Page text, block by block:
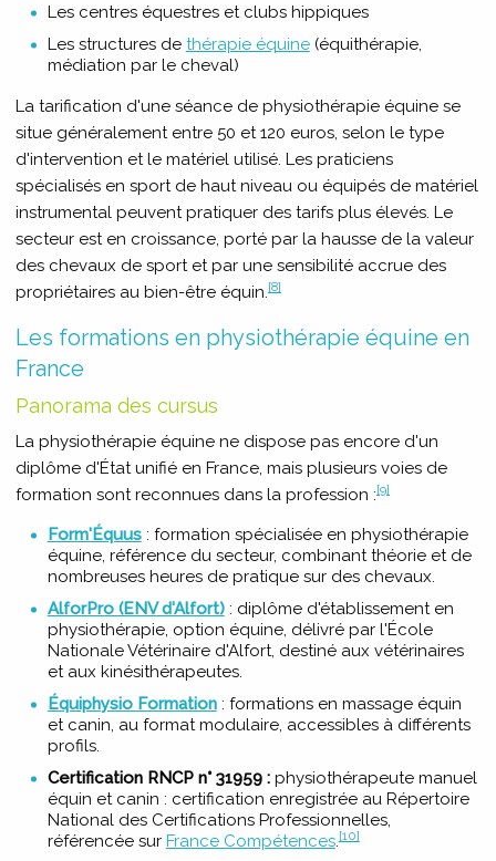
Les centres équestres et clubs hippiques
Les structures de thérapie équine(équithérapie,
médiation par le cheval)
La tarification d'une séance de physiothérapie équine se
situe généralement entre 50 et 120 euros, selon le type
d'intervention et le matériel utilisé. Les praticiens
spécialisés en sport de haut niveau ou équipés de matériel
instrumental peuvent pratiquer des tarifs plus élevés. Le
secteur est en croissance, porté par la hausse de la valeur
des chevaux de sport et par une sensibilité accrue des
propriétaires au bien-être équin.[8]
Les formations en physiothérapie équine en
France
Panorama des cursus
La physiothérapie équine ne dispose pas encore d'un
diplôme d'État unifié en France, mais plusieurs voies de
formation sont reconnues dans la profession :[9]
Form'Équus: formation spécialisée en physiothérapie
équine, référence du secteur, combinant théorie et de
nombreuses heures de pratique sur des chevaux.
AlforPro (ENV d'Alfort): diplôme d'établissement en
physiothérapie, option équine, délivré par l'École
Nationale Vétérinaire d'Alfort, destiné aux vétérinaires
et aux kinésithérapeutes.
Équiphysio Formation: formations en massage équin
et canin, au format modulaire, accessibles à différents
profils.
Certification RNCP n° 31959 : physiothérapeute manuel
équin et canin : certification enregistrée au Répertoire
National des Certifications Professionnelles,
référencée sur France Compétences.[10]